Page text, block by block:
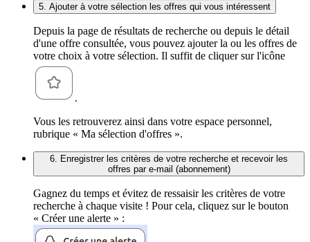
5. Ajouter à votre sélection les offres qui vous intéressent
Depuis la page de résultats de recherche ou depuis le détail
d'une offre consultée, vous pouvez ajouter la ou les offres de
votre choix à votre sélection. Il suffit de cliquer sur l'icône
.
Vous les retrouverez ainsi dans votre espace personnel,
rubrique « Ma sélection d'offres ».
6. Enregistrer les critères de votre recherche et recevoir les
offres par e-mail (abonnement)
Gagnez du temps et évitez de ressaisir les critères de votre
recherche à chaque visite ! Pour cela, cliquez sur le bouton
« Créer une alerte » :